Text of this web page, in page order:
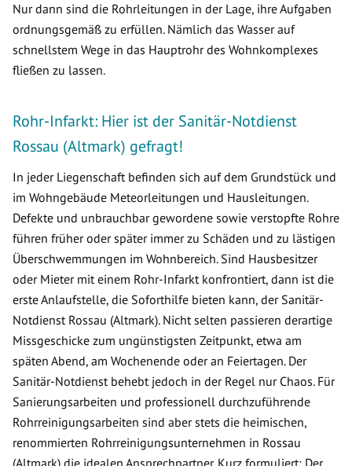
Nur dann sind die Rohrleitungen in der Lage, ihre Aufgaben
ordnungsgemäß zu erfüllen. Nämlich das Wasser auf
schnellstem Wege in das Hauptrohr des Wohnkomplexes
fließen zu lassen.
Rohr-Infarkt: Hier ist der Sanitär-Notdienst
Rossau (Altmark) gefragt!
In jeder Liegenschaft befinden sich auf dem Grundstück und
im Wohngebäude Meteorleitungen und Hausleitungen.
Defekte und unbrauchbar gewordene sowie verstopfte Rohre
führen früher oder später immer zu Schäden und zu lästigen
Überschwemmungen im Wohnbereich. Sind Hausbesitzer
oder Mieter mit einem Rohr-Infarkt konfrontiert, dann ist die
erste Anlaufstelle, die Soforthilfe bieten kann, der Sanitär-
Notdienst Rossau (Altmark). Nicht selten passieren derartige
Missgeschicke zum ungünstigsten Zeitpunkt, etwa am
späten Abend, am Wochenende oder an Feiertagen. Der
Sanitär-Notdienst behebt jedoch in der Regel nur Chaos. Für
Sanierungsarbeiten und professionell durchzuführende
Rohrreinigungsarbeiten sind aber stets die heimischen,
renommierten Rohrreinigungsunternehmen in Rossau